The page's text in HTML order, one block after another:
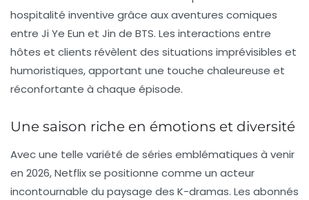
hospitalité inventive grâce aux aventures comiques
entre Ji Ye Eun et Jin de BTS. Les interactions entre
hôtes et clients révèlent des situations imprévisibles et
humoristiques, apportant une touche chaleureuse et
réconfortante à chaque épisode.
Une saison riche en émotions et diversité
Avec une telle variété de séries emblématiques à venir
en 2026, Netflix se positionne comme un acteur
incontournable du paysage des K-dramas. Les abonnés